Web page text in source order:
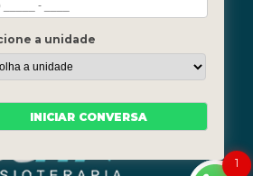
(21) 3619-5657
(21) 99390-3850
a sexta, das 7h às 21h
1
a unidade
INICIAR CONVERSA